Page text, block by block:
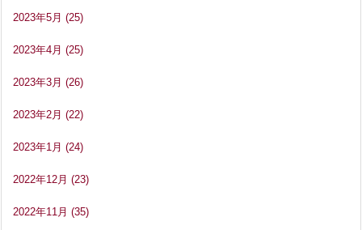
2023年5月 (25)
2023年4月 (25)
2023年3月 (26)
2023年2月 (22)
2023年1月 (24)
2022年12月 (23)
2022年11月 (35)